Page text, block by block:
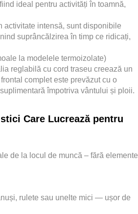
ideal pentru activități în toamnă,
activitate intensă, sunt disponibile
suprâncălzirea în timp ce ridicați,
la modelele termoizolate)
reglabilă cu cord traseu creează un
complet este prevăzut cu o
împotriva vântului și ploii.
Care Lucrează pentru
de la locul de muncă – fără elemente
rulete sau unelte mici — ușor de